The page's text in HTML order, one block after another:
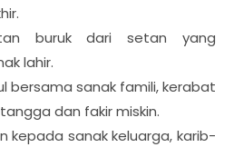
buruk dari setan yang
lahir.
bersama sanak famili, kerabat
dan fakir miskin.
kepada sanak keluarga, karib-